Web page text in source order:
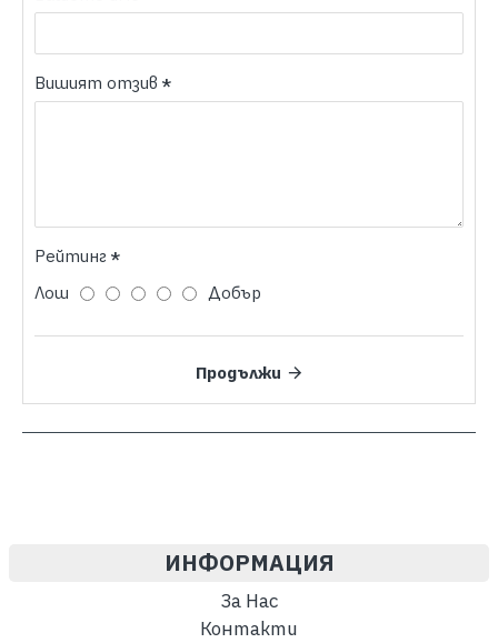
Вишият отзив
Рейтинг
Лош
Добър
Продължи
ИНФОРМАЦИЯ
За Нас
Контакти